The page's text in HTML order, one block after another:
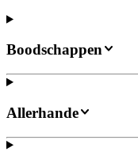
Boodschappen
Allerhande